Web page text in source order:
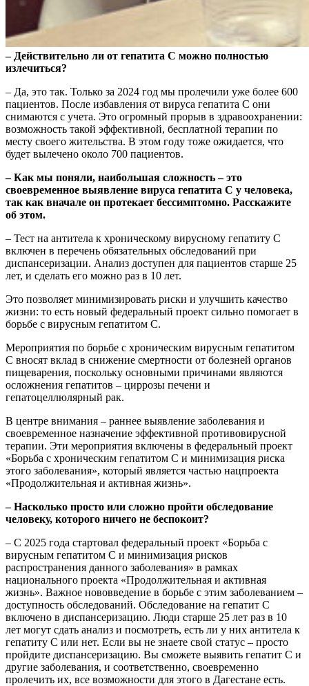
– Действительно ли от гепатита С можно полностью
излечиться?
– Да, это так. Только за 2024 год мы пролечили уже более 600
пациентов. После избавления от вируса гепатита С они
снимаются с учета. Это огромный прорыв в здравоохранении:
возможность такой эффективной, бесплатной терапии по
месту своего жительства. В этом году тоже ожидается, что
будет вылечено около 700 пациентов.
– Как мы поняли, наибольшая сложность–это
своевременное выявление вируса гепатита С у человека,
так как вначале он протекает бессимптомно. Расскажите
об этом.
– Тест на антитела к хроническому вирусному гепатиту С
включен в перечень обязательных обследований при
диспансеризации. Анализ доступен для пациентов старше 25
лет, и сделать его можно раз в 10 лет.
Это позволяет минимизировать риски и улучшить качество
жизни: то есть новый федеральный проект сильно помогает в
борьбе с вирусным гепатитом С.
Мероприятия по борьбе с хроническим вирусным гепатитом
С вносят вклад в снижение смертности от болезней органов
пищеварения, поскольку основными причинами являются
осложнения гепатитов – циррозы печени и
гепатоцеллюлярный рак.
В центре внимания – раннее выявление заболевания и
своевременное назначение эффективной противовирусной
терапии. Эти мероприятия включены в федеральный проект
«Борьба с хроническим гепатитом С и минимизация риска
этого заболевания», который является частью нацпроекта
«Продолжительная и активная жизнь».
– Насколько просто или сложно пройти обследование
человеку, которого ничего не беспокоит?
– С 2025 года стартовал федеральный проект «Борьба с
вирусным гепатитом С и минимизация рисков
распространения данного заболевания» в рамках
национального проекта «Продолжительная и активная
жизнь». Важное нововведение в борьбе с этим заболеванием –
доступность обследований. Обследование на гепатит С
включено в диспансеризацию. Люди старше 25 лет раз в 10
лет могут сдать анализ и посмотреть, есть ли у них антитела к
гепатиту С или нет. Если вы не знаете свой статус – просто
пройдите диспансеризацию. Вы сможете выявить гепатит С и
другие заболевания, и соответственно, своевременно
пролечить их, все возможности для этого в Дагестане есть.